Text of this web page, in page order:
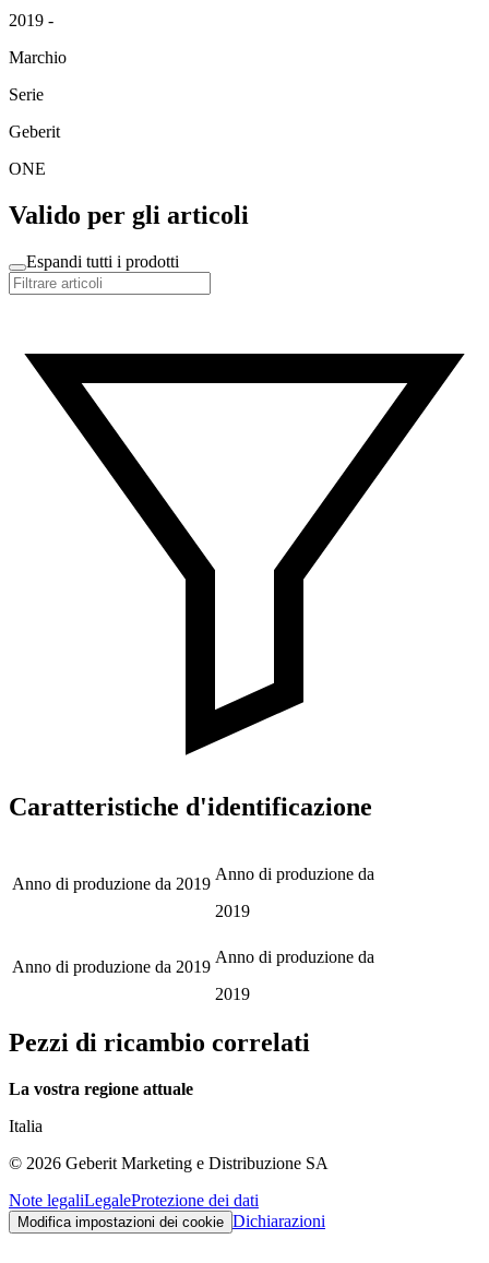
2019 -
Marchio
Serie
Geberit
ONE
Valido per gli articoli
Espandi tutti i prodotti
Caratteristiche d'identificazione
Anno di produzione da 2019
Anno di produzione da
2019
Anno di produzione da 2019
Anno di produzione da
2019
Pezzi di ricambio correlati
La vostra regione attuale
Italia
© 2026 Geberit Marketing e Distribuzione SA
Note legaliLegaleProtezione dei dati
Modifica impostazioni dei cookie Dichiarazioni